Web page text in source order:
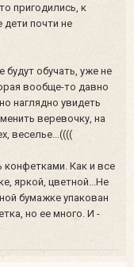
пригодились, к
почти не
будут обучать, уже не
вообще-то давно
наглядно увидеть
веревочку, на
веселье...((((
Как и все
яркой, цветной...Не
бумажке упакован
но ее много. И -